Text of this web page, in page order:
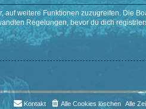
auf weitere Funktionen zuzugreifen. Die
Regelungen, bevor du dich
Alle
Alle Cookies löschen
Kontakt